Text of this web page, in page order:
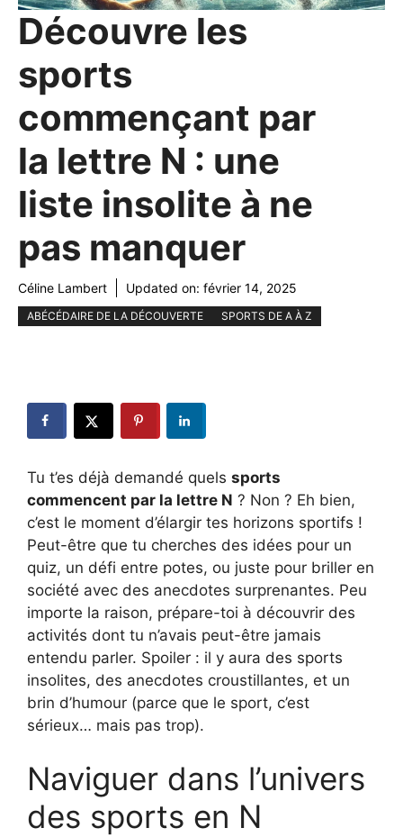
Découvre les
sports
commençant par
la lettre N : une
liste insolite à ne
pas manquer
Céline Lambert Updated on: février 14, 2025
ABÉCÉDAIRE DE LA DÉCOUVERTE SPORTS DE A À Z
Tu t’es déjà demandé quels sports
commencent par la lettre N ? Non ? Eh bien,
c’est le moment d’élargir tes horizons sportifs !
Peut-être que tu cherches des idées pour un
quiz, un défi entre potes, ou juste pour briller en
société avec des anecdotes surprenantes. Peu
importe la raison, prépare-toi à découvrir des
activités dont tu n’avais peut-être jamais
entendu parler. Spoiler : il y aura des sports
insolites, des anecdotes croustillantes, et un
brin d’humour (parce que le sport, c’est
sérieux… mais pas trop).
Naviguer dans l’univers
des sports en N